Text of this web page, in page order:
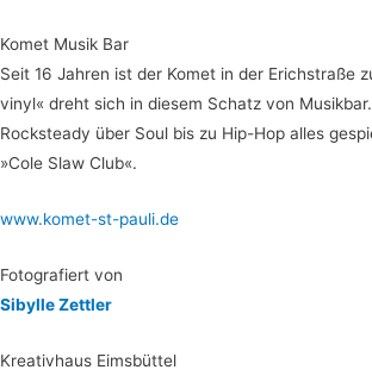
Komet Musik Bar
Seit 16 Jah­ren ist der Komet in der Erich­stra­ße
vinyl« dreht sich in die­sem Schatz von
Rock­s­teady über Soul bis zu Hip-Hop alles
»Cole Slaw Club«.
www.komet-st-pauli.de
Foto­gra­fiert von
Sibyl­le Zettler
Krea­tiv­haus Eimsbüttel